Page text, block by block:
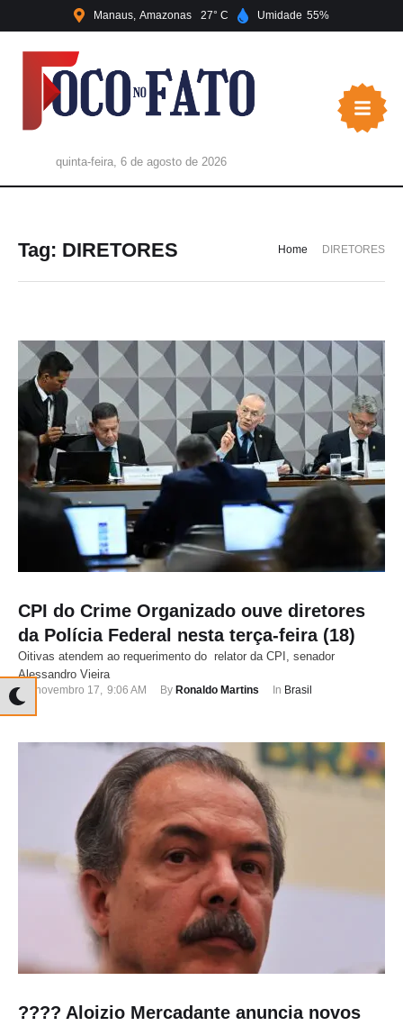
Manaus Amazonas 27 Umidade 55
quinta-feira, 6 de agosto de 2026
Tag: DIRETORES Home DIRETORES
CPI do Crime Organizado ouve diretores
da Polícia Federal nesta terça-feira (18)
Oitivas atendem ao requerimento do relator da CPI, senador
Alessandro Vieira
novembro 17, 9:06 AM By Ronaldo Martins In Brasil
???? Aloizio Mercadante anuncia novos